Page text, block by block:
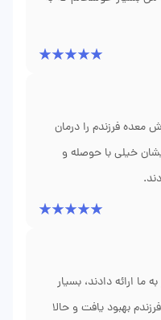
معده فرزندم را درمان
خیلی با حوصله و
ما ارائه دادند، بسیار
بهبود یافت و حالا